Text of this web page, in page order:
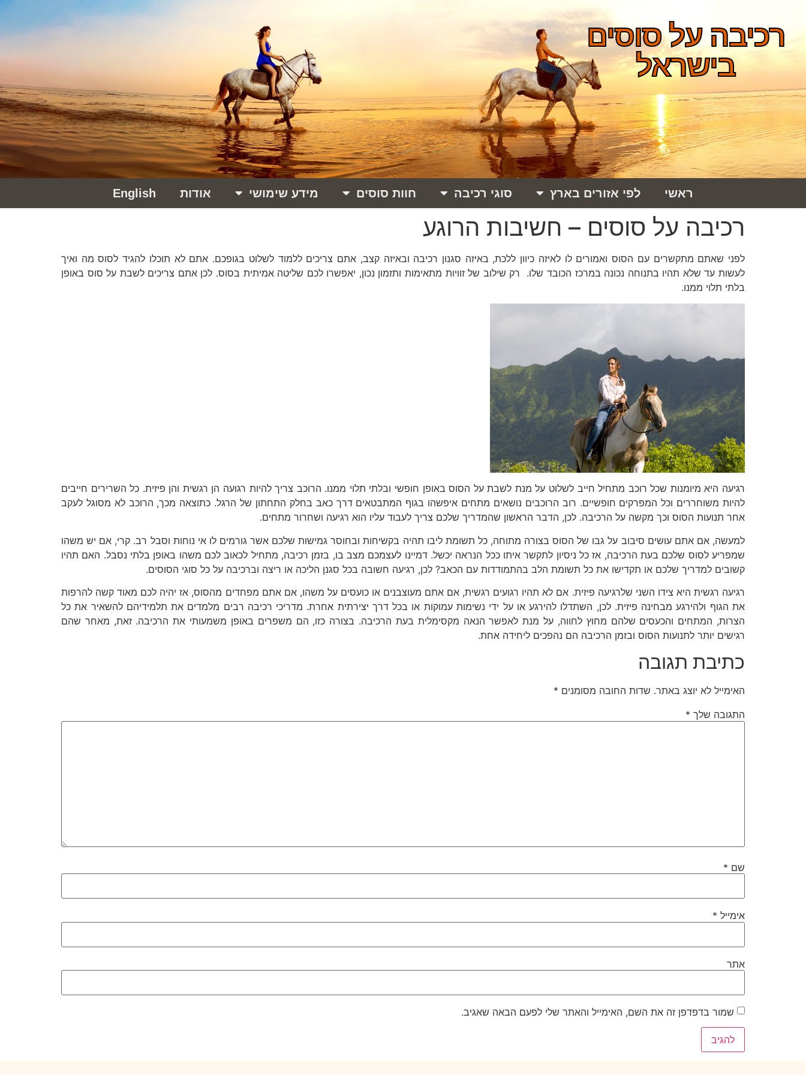
רכיבה על סוסים
בישראל
ראשי לפי אזורים בארץ סוגי רכיבה חוות סוסים מידע שימושי אודות English
רכיבה על סוסים – חשיבות הרוגע
לפני שאתם מתקשרים עם הסוס ואמורים לו לאיזה כיוון ללכת, באיזה סגנון רכיבה ובאיזה קצב, אתם צריכים ללמוד לשלוט בגופכם. אתם לא תוכלו להגיד לסוס מה ואיך
לעשות עד שלא תהיו בתנוחה נכונה במרכז הכובד שלו. רק שילוב של זוויות מתאימות ותזמון נכון, יאפשרו לכם שליטה אמיתית בסוס. לכן אתם צריכים לשבת על סוס באופן
בלתי תלוי ממנו.
רגיעה היא מיומנות שכל רוכב מתחיל חייב לשלוט על מנת לשבת על הסוס באופן חופשי ובלתי תלוי ממנו. הרוכב צריך להיות רגועה הן רגשית והן פיזית. כל השרירים חייבים
להיות משוחררים וכל המפרקים חופשיים. רוב הרוכבים נושאים מתחים איפשהו בגוף המתבטאים דרך כאב בחלק התחתון של הרגל. כתוצאה מכך, הרוכב לא מסוגל לעקב
אחר תנועות הסוס וכך מקשה על הרכיבה. לכן, הדבר הראשון שהמדריך שלכם צריך לעבוד עליו הוא רגיעה ושחרור מתחים.
למעשה, אם אתם עושים סיבוב על גבו של הסוס בצורה מתוחה, כל תשומת ליבו תהיה בקשיחות ובחוסר גמישות שלכם אשר גורמים לו אי נוחות וסבל רב. קרי, אם יש משהו
שמפריע לסוס שלכם בעת הרכיבה, אז כל ניסיון לתקשר איתו ככל הנראה יכשל. דמיינו לעצמכם מצב בו, בזמן רכיבה, מתחיל לכאוב לכם משהו באופן בלתי נסבל. האם תהיו
קשובים למדריך שלכם או תקדישו את כל תשומת הלב בהתמודדות עם הכאב? לכן, רגיעה חשובה בכל סגנן הליכה או ריצה וברכיבה על כל סוגי הסוסים.
רגיעה רגשית היא צידו השני שלרגיעה פיזית. אם לא תהיו רגועים רגשית, אם אתם מעוצבנים או כועסים על משהו, אם אתם מפחדים מהסוס, אז יהיה לכם מאוד קשה להרפות
את הגוף ולהירגע מבחינה פיזית. לכן, השתדלו להירגע או על ידי נשימות עמוקות או בכל דרך יצירתית אחרת. מדריכי רכיבה רבים מלמדים את תלמידיהם להשאיר את כל
הצרות, המתחים והכעסים שלהם מחוץ לחווה, על מנת לאפשר הנאה מקסימלית בעת הרכיבה. בצורה כזו, הם משפרים באופן משמעותי את הרכיבה. זאת, מאחר שהם
רגישים יותר לתנועות הסוס ובזמן הרכיבה הם נהפכים ליחידה אחת.
כתיבת תגובה
האימייל לא יוצג באתר. שדות החובה מסומנים *
התגובה שלך *
שם *
אימייל *
אתר
שמור בדפדפן זה את השם, האימייל והאתר שלי לפעם הבאה שאגיב.